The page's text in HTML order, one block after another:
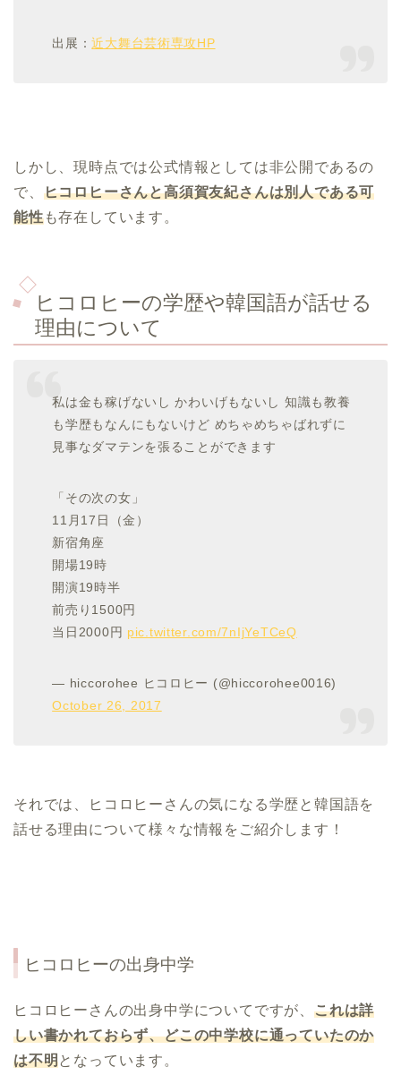
出展：近大舞台芸術専攻HP
しかし、現時点では公式情報としては非公開であるの
で、 ヒコロヒーさんと高須賀友紀さんは別人である可
能性も存在しています。
ヒコロヒーの学歴や韓国語が話せる
理由について
私は金も稼げないし かわいげもないし 知識も教養
も学歴もなんにもないけど めちゃめちゃばれずに
見事なダマテンを張ることができます
「その次の女」
11月17日（金）
新宿角座
開場19時
開演19時半
前売り1500円
当日2000円 pic.twitter.com/7nIjYeTCeQ
— hiccorohee ヒコロヒー (@hiccorohee0016)
October 26, 2017
それでは、ヒコロヒーさんの気になる学歴と韓国語を
話せる理由について様々な情報をご紹介します！
ヒコロヒーの出身中学
ヒコロヒーさんの出身中学についてですが、 これは詳
しい書かれておらず、どこの中学校に通っていたのか
は不明となっています。